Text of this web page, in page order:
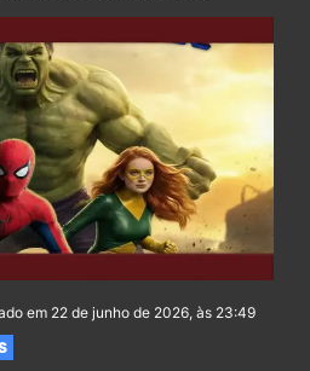
em 22 de junho de 2026, às 23:49